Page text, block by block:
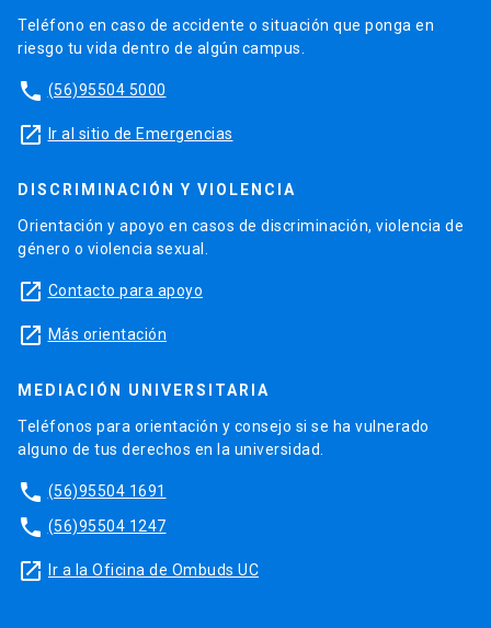
Teléfono en caso de accidente o situación que ponga en
riesgo tu vida dentro de algún campus.
phone (56)95504 5000
launch Ir al sitio de Emergencias
DISCRIMINACIÓN Y VIOLENCIA
Orientación y apoyo en casos de discriminación, violencia de
género o violencia sexual.
launch Contacto para apoyo
launch Más orientación
MEDIACIÓN UNIVERSITARIA
Teléfonos para orientación y consejo si se ha vulnerado
alguno de tus derechos en la universidad.
phone (56)95504 1691
phone (56)95504 1247
launch Ir a la Oficina de Ombuds UC